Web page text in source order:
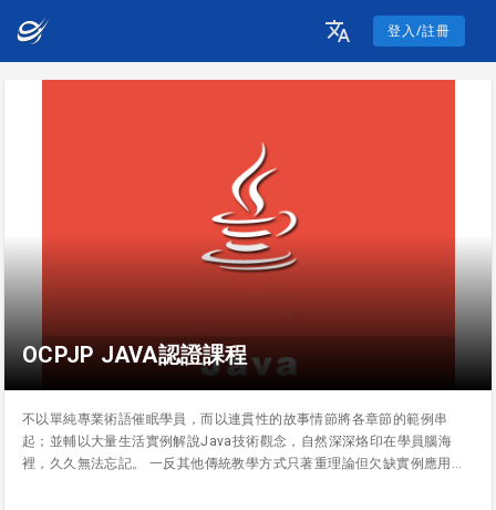
登入/註冊
OCPJP JAVA認證課程
不以單純專業術語催眠學員，而以連貫性的故事情節將各章節的範例串
起；並輔以大量生活實例解說Java技術觀念，自然深深烙印在學員腦海
裡，久久無法忘記。 一反其他傳統教學方式只著重理論但欠缺實例應用，